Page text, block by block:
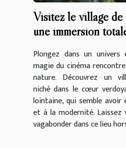
Visitez le village
une immersion
Plongez dans un univers
magie du cinéma
nature. Découvrez un
niché dans le cœur
lointaine, qui semble avoir
et à la modernité.
vagabonder dans ce lieu